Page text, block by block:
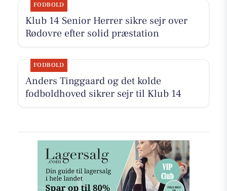
FODBOLD
Klub 14 Senior Herrer sikre sejr over
Rødovre efter solid præstation
FODBOLD
Anders Tinggaard og det kolde
fodboldhoved sikrer sejr til Klub 14